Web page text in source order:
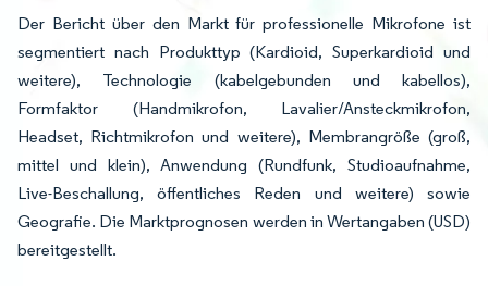
Der Bericht über den Markt für professionelle Mikrofone ist
segmentiert nach Produkttyp (Kardioid, Superkardioid und
weitere), Technologie (kabelgebunden und kabellos),
Formfaktor (Handmikrofon, Lavalier/Ansteckmikrofon,
Headset, Richtmikrofon und weitere), Membrangröße (groß,
mittel und klein), Anwendung (Rundfunk, Studioaufnahme,
Live-Beschallung, öffentliches Reden und weitere) sowie
Geografie. Die Marktprognosen werden in Wertangaben (USD)
bereitgestellt.